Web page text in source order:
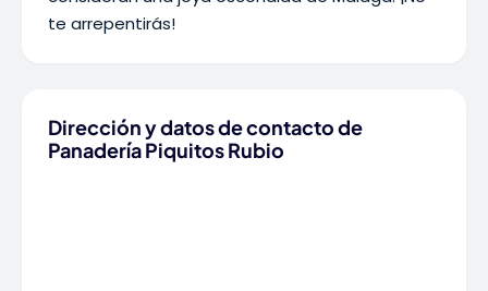
te arrepentirás!
Dirección y datos de contacto de
Panadería Piquitos Rubio